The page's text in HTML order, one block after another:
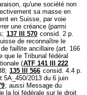
qu'une société non
sa masse en
en Suisse, par voie
une créance (parmi
137 III 570 consid. 2 p.
de reconnaître le
faillite ancillaire (art. 166
que le Tribunal fédéral
(ATF 141 III 222
135 III 566 consid. 4.4 p.
5A_450/2013 du 6 juin
; aussi Message du
la loi fédérale sur le droit